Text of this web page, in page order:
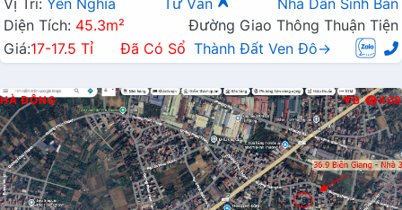
Diện Tích: 45.3m²
Đường Giao Thông Thuận Tiện
Giá:17-17.5 Tỉ Đã Có Sổ Thành Đất Ven Đô→
HÀ ĐÔNG B 409